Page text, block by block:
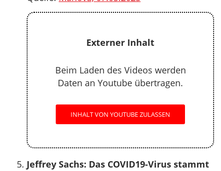
Externer Inhalt
Beim Laden des Videos werden
Daten an Youtube übertragen.
INHALT VON YOUTUBE ZULASSEN
Jeffrey Sachs: Das COVID19-Virus stammt